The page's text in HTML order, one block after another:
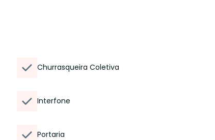
Churrasqueira Coletiva
Interfone
Portaria